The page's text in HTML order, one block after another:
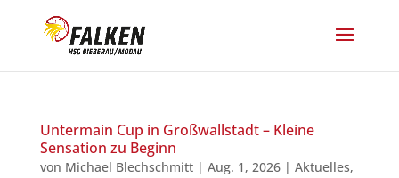
Untermain Cup in Großwallstadt – Kleine
Sensation zu Beginn
von Michael Blechschmitt| Aug. 1, 2026| Aktuelles,